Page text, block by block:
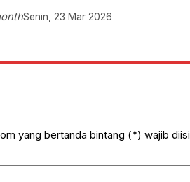
Senin, 23 Mar 2026
yang bertanda bintang (*) wajib diisi